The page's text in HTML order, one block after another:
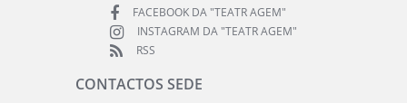
FACEBOOK DA "TEATR AGEM"
INSTAGRAM DA "TEATR AGEM"
RSS
CONTACTOS SEDE